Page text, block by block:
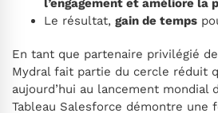
l’engagement et améliore la
Le résultat, gain de temps
En tant que partenaire privilégié de
Mydral fait partie du cercle réduit
aujourd’hui au lancement mondial
Tableau Salesforce démontre une